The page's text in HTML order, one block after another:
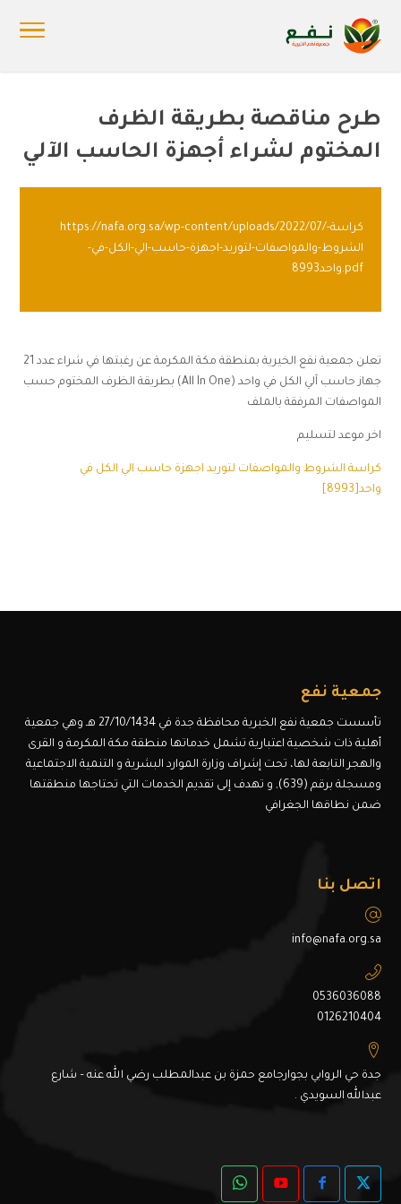
طرح مناقصة بطريقة الظرف
المختوم لشراء أجهزة الحاسب الآلي
https://nafa.org.sa/wp-content/uploads/2022/07/كراسة-
الشروط-والمواصفات-لتوريد-اجهزة-حاسب-الي-الكل-في-
واحد8993.pdf
تعلن جمعية نفع الخيرية بمنطقة مكة المكرمة عن رغبتها في شراء عدد 21
جهاز حاسب آلي الكل في واحد (All In One) بطريقة الظرف المختوم حسب
المواصفات المرفقة بالملف
اخر موعد لتسليم
كراسة الشروط والمواصفات لتوريد اجهزة حاسب الي الكل في
واحد[8993]
جمعية نفع
تأسست جمعية نفع الخبرية محافظة جدة في 27/10/1434 هـ وهي جمعية
أهلية ذات شخصية اعتبارية تشمل خدماتها منطقة مكة المكرمة و القرى
والهجر التابعة لها، تحت إشراف وزارة الموارد البشرية و التنمية الاجتماعية
ومسجلة برقم (639), و تهدف إلى تقديم الخدمات التي تحتاجها منطقتها
ضمن نطاقها الجغرافي
اتصل بنا
info@nafa.org.sa
0536036088
0126210404
جدة حي الروابي بجوارجامع حمزة بن عبدالمطلب رضي الله عنه – شارع
عبدالله السويدي .